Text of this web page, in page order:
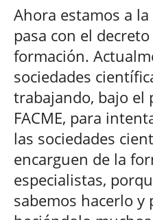
Ahora estamos a
pasa con el
formación.
sociedades
trabajando, bajo el
FACME, para
las sociedades
encarguen de la
especialistas,
sabemos hacerlo y